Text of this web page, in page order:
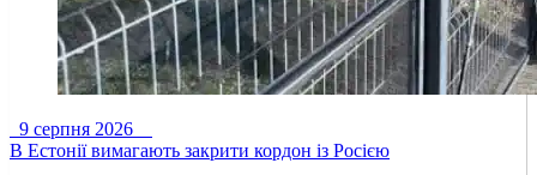
9 серпня 2026
В Естонії вимагають закрити кордон із Росією